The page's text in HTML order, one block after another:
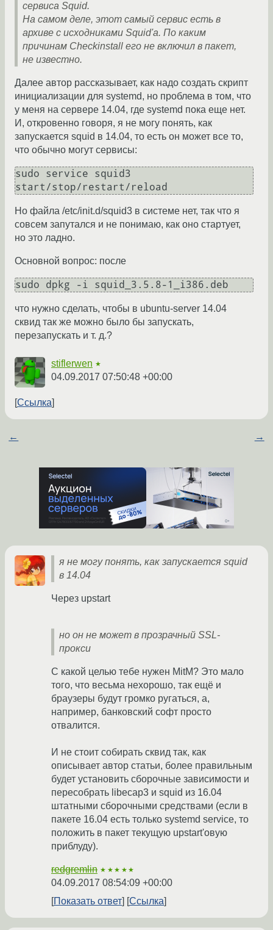
сервиса Squid.
На самом деле, этот самый сервис есть в
архиве с исходниками Squid'a. По каким
причинам Checkinstall его не включил в пакет,
не известно.
Далее автор рассказывает, как надо создать скрипт
инициализации для systemd, но проблема в том, что
у меня на сервере 14.04, где systemd пока еще нет.
И, откровенно говоря, я не могу понять, как
запускается squid в 14.04, то есть он может все то,
что обычно могут сервисы:
sudo service squid3
start/stop/restart/reload
Но файла /etc/init.d/squid3 в системе нет, так что я
совcем запутался и не понимаю, как оно стартует,
но это ладно.
Основной вопрос: после
sudo dpkg -i squid_3.5.8-1_i386.deb
что нужно сделать, чтобы в ubuntu-server 14.04
сквид так же можно было бы запускать,
перезапускать и т. д.?
stiflerwen ★
04.09.2017 07:50:48 +00:00
Ссылка
← →
я не могу понять, как запускается squid
в 14.04
Через upstart
но он не может в прозрачный SSL-
прокси
С какой целью тебе нужен MitM? Это мало
того, что весьма нехорошо, так ещё и
браузеры будут громко ругаться, а,
например, банковский софт просто
отвалится.
И не стоит собирать сквид так, как
описывает автор статьи, более правильным
будет установить сборочные зависимости и
пересобрать libecap3 и squid из 16.04
штатными сборочными средствами (если в
пакете 16.04 есть только systemd service, то
положить в пакет текущую upstart'овую
приблуду).
redgremlin ★★★★★
04.09.2017 08:54:09 +00:00
Показать ответ
Ссылка